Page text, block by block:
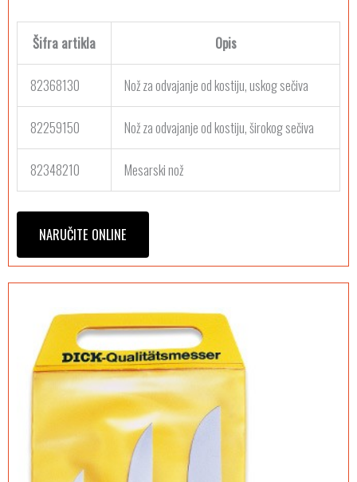
Šifra artikla Opis
82368130 Nož za odvajanje od kostiju, uskog sečiva
82259150 Nož za odvajanje od kostiju, širokog sečiva
82348210 Mesarski nož
NARUČITE ONLINE